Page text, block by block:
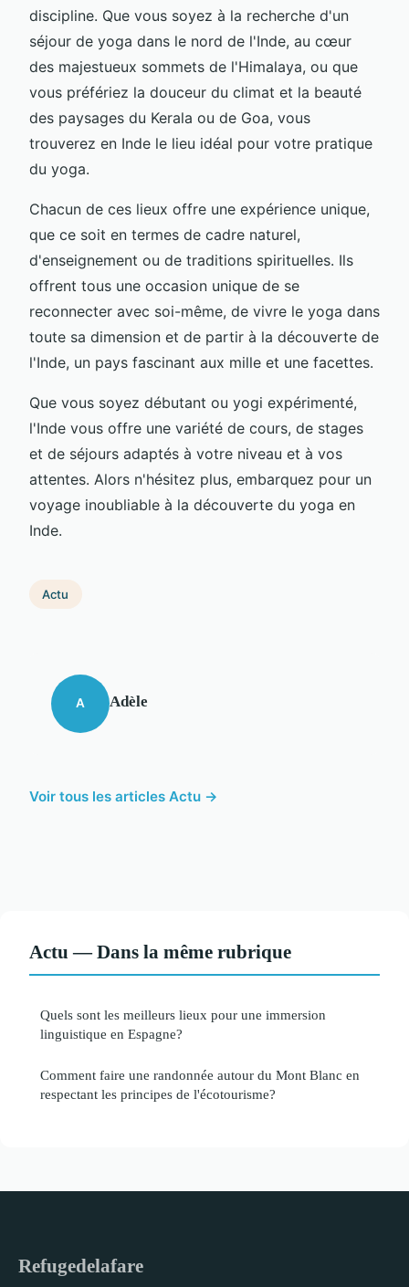
discipline. Que vous soyez à la recherche d'un
séjour de yoga dans le nord de l'Inde, au cœur
des majestueux sommets de l'Himalaya, ou que
vous préfériez la douceur du climat et la beauté
des paysages du Kerala ou de Goa, vous
trouverez en Inde le lieu idéal pour votre pratique
du yoga.
Chacun de ces lieux offre une expérience unique,
que ce soit en termes de cadre naturel,
d'enseignement ou de traditions spirituelles. Ils
offrent tous une occasion unique de se
reconnecter avec soi-même, de vivre le yoga dans
toute sa dimension et de partir à la découverte de
l'Inde, un pays fascinant aux mille et une facettes.
Que vous soyez débutant ou yogi expérimenté,
l'Inde vous offre une variété de cours, de stages
et de séjours adaptés à votre niveau et à vos
attentes. Alors n'hésitez plus, embarquez pour un
voyage inoubliable à la découverte du yoga en
Inde.
Actu
A Adèle
Voir tous les articles Actu →
Actu — Dans la même rubrique
Quels sont les meilleurs lieux pour une immersion
linguistique en Espagne?
Comment faire une randonnée autour du Mont Blanc en
respectant les principes de l'écotourisme?
Refugedelafare